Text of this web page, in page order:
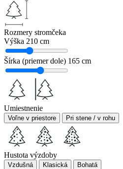
Rozmery stromčeka
Výška 210 cm
Šírka (priemer dole) 165 cm
Umiestnenie
Voľne v priestore Pri stene / v rohu
Hustota výzdoby
Vzdušná Klasická Bohatá